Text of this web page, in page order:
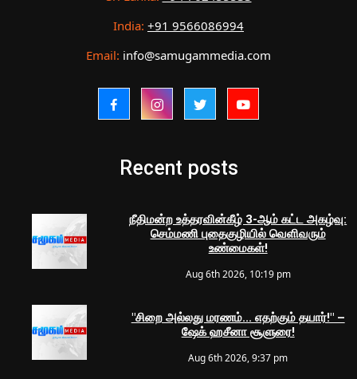
India: +91 9566086994
Email: info@samugammedia.com
Recent posts
நீதிமன்ற உத்தரவின்கீழ் 3-ஆம் கட்ட அகழ்வு:
செம்மணி புதைகுழியில் வெளிவரும்
உண்மைகள்!
Aug 6th 2026, 10:19 pm
"சிறை அல்லது மரணம்... எதற்கும் தயார்!" –
ஷேக் ஹசீனா சூளுரை!
Aug 6th 2026, 9:37 pm